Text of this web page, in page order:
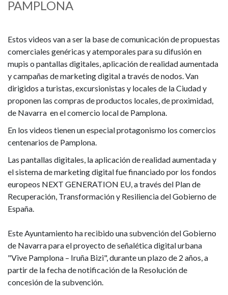
ciudad
PAMPLONA
Estos videos van a ser la base de comunicación de propuestas
comerciales genéricas y atemporales para su difusión en
mupis o pantallas digitales, aplicación de realidad aumentada
y campañas de marketing digital a través de nodos. Van
dirigidos a turistas, excursionistas y locales de la Ciudad y
proponen las compras de productos locales, de proximidad,
de Navarra en el comercio local de Pamplona.
En los videos tienen un especial protagonismo los comercios
centenarios de Pamplona.
Las pantallas digitales, la aplicación de realidad aumentada y
el sistema de marketing digital fue financiado por los fondos
europeos NEXT GENERATION EU, a través del Plan de
Recuperación, Transformación y Resiliencia del Gobierno de
España.
Este Ayuntamiento ha recibido una subvención del Gobierno
de Navarra para el proyecto de señalética digital urbana
"Vive Pamplona – Iruña Bizi", durante un plazo de 2 años, a
partir de la fecha de notificación de la Resolución de
concesión de la subvención.